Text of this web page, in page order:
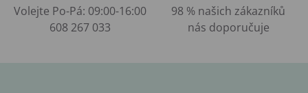
Volejte Po-Pá: 09:00-16:00
608 267 033
98 % našich zákazníků
nás doporučuje